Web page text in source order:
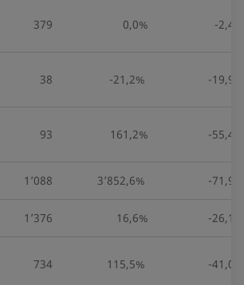
379 0,0% -2,4%
38 -21,2% -19,9%
93 161,2% -55,4%
1’088 3’852,6% -71,9%
1’376 16,6% -26,1%
734 115,5% -41,0%